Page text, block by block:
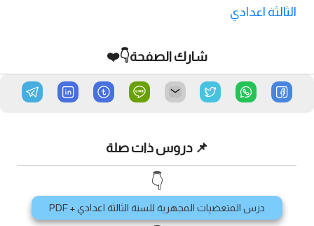
الثالثة اعدادي
شارك الصفحة👇❤️
📌 دروس ذات صلة
👇
درس المتعضيات المجهرية للسنة الثالثة اعدادي + PDF